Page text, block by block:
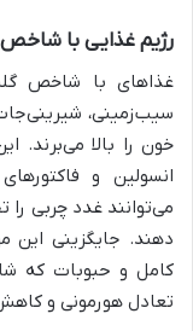
رژیم غذایی با
غذاهای با شاخص
سیب‌زمینی،
خون را بالا می‌برند.
می‌توانند غدد چربی را
دهند. جایگزینی این
کامل و حبوبات که
تعادل هورمونی و